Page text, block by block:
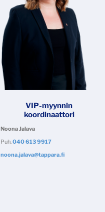
VIP-myynnin
koordinaattori
Noona Jalava
Puh. 040 613 9917
noona.jalava@tappara.fi